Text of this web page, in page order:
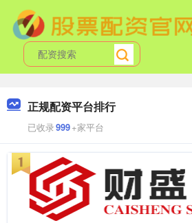
正规配资平台排行
已收录999+家平台